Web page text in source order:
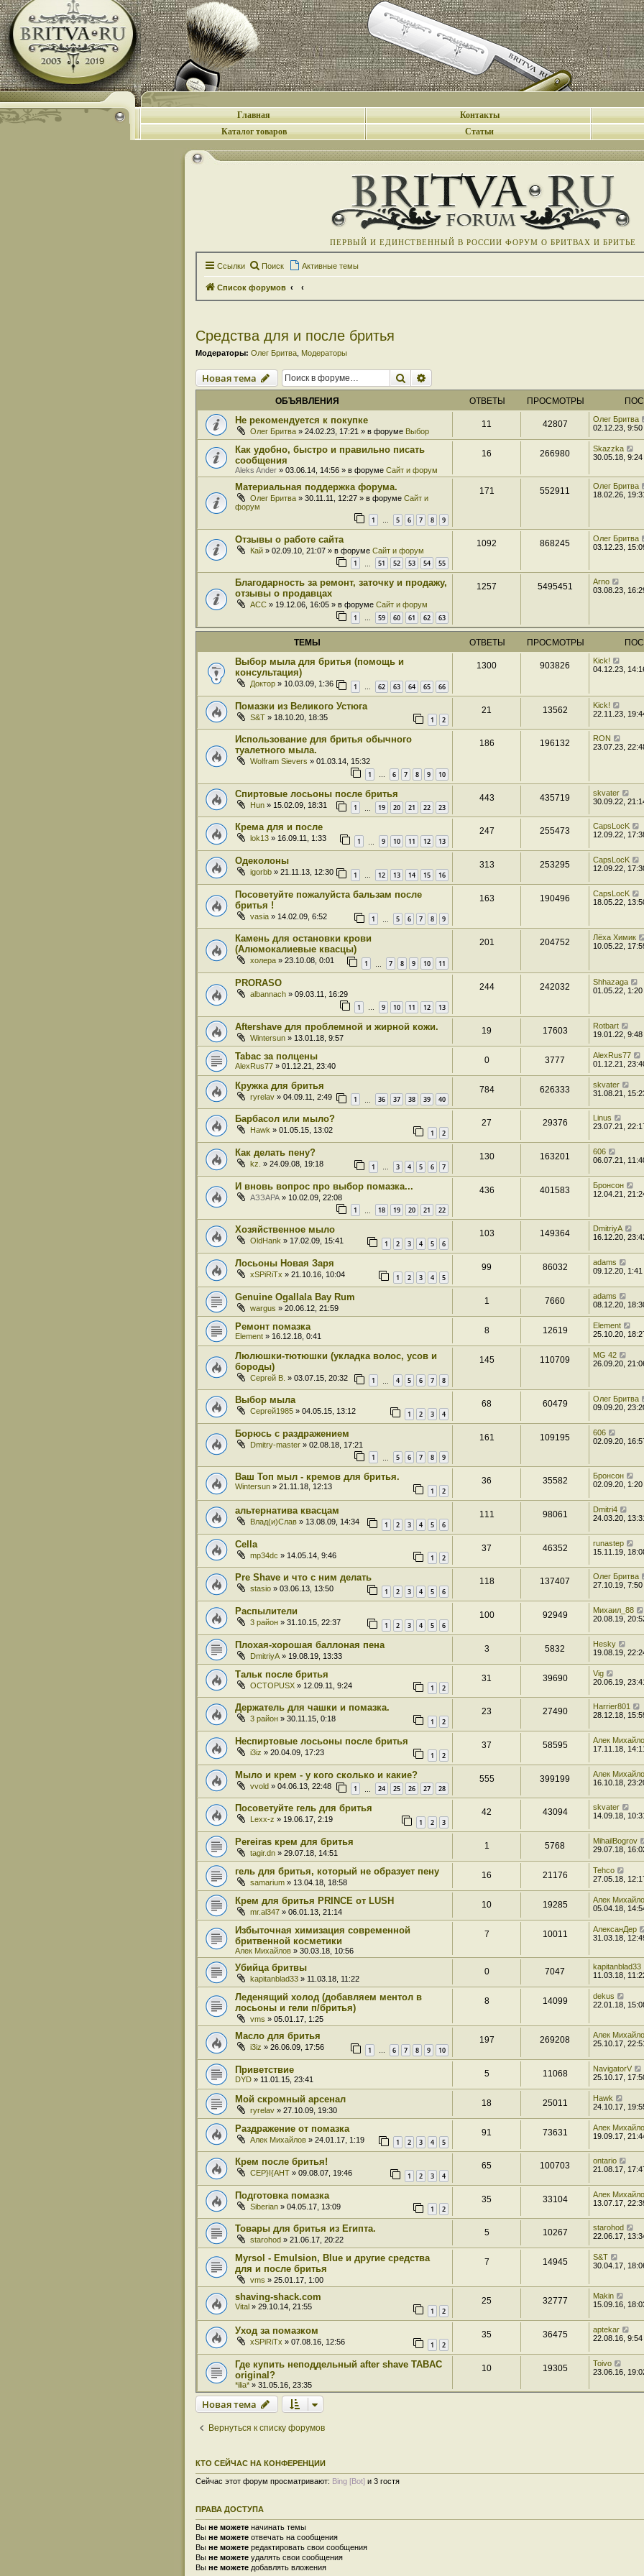
Главная Контакты
Каталог товаров
Статьи
ПЕРВЫЙ И ЕДИНСТВЕННЫЙ В РОССИИ ФОРУМ О БРИТВАХ И БРИТЬЕ
Ссылки Поиск Активные темы
Список форумов
Средства для и после бритья
Модераторы: Олег Бритва Модераторы
Новая тема Поиск
ОБЪЯВЛЕНИЯ ОТВЕТЫ ПРОСМОТРЫ
Не рекомендуется к покупке
Олег Бритва » 24.02.23, 17:21 » в форуме Выбор
11 42807
Олег Бритва
02.12.23, 9:50
Как удобно, быстро и правильно писать
сообщения
Aleks Ander » 03.06.14, 14:56 » в форуме Сайт и форум
16 266980
Skazzka
30.05.18, 9:24
Материальная поддержка форума.
Олег Бритва » 30.11.11, 12:27 » в форуме Сайт и
форум
1 … 5 6 7 8 9
171 552911
Олег Бритва
18.02.26,
Отзывы о работе сайта
Кай » 02.09.10, 21:07 » в форуме Сайт и форум
1 51 52 53 54 55
1092 868245
Олег Бритва
03.12.23,
Благодарность за ремонт, заточку и продажу,
отзывы о продавцах
ACC » 19.12.06, 16:05 » в форуме Сайт и форум
1 … 59 60 61 62 63
1257 5495451
Arno
03.08.23,
ТЕМЫ ОТВЕТЫ ПРОСМОТРЫ
Выбор мыла для бритья (помощь и
консультация)
Доктор » 10.03.09, 1:36 1 … 62 63 64 65 66
1300 903826
Kick!
04.12.23,
Помазки из Великого Устюга
S&T » 18.10.20, 18:35 1 2
21 13562
Kick!
22.11.23,
Использование для бритья обычного
туалетного мыла.
Wolfram Sievers » 01.03.14, 15:32
1 … 6 7 8 9 10
186 196132
RON
23.07.23,
Спиртовые лосьоны после бритья
Hun » 15.02.09, 18:31 1 19 20 21 22 23
443 435719
skvater
30.09.22,
Крема для и после
lok13 » 16.09.11, 1:33 1 9 10 11 12 13
247 255473
CapsLocK
12.09.22,
Одеколоны
igorbb » 21.11.13, 12:30 1 … 12 13 14 15 16
313 253295
CapsLocK
12.09.22,
Посоветуйте пожалуйста бальзам после
бритья !
vasia » 14.02.09, 6:52 1 5 6 7 8 9
163 190496
CapsLocK
18.05.22,
Камень для остановки крови
(Алюмокалиевые квасцы)
холера » 23.10.08, 0:01 1 7 8 9 10 11
201 204752
Лёха Химик
10.05.22,
PRORASO
albannach » 09.03.11, 16:29
1 … 9 10 11 12 13
244 242032
Shhazaga
01.05.22, 1:20
Aftershave для проблемной и жирной кожи.
Wintersun » 13.01.18, 9:57
19 17603
Rotbart
19.01.22, 9:48
Tabac за полцены
AlexRus77 » 01.12.21, 23:40
0 3777
AlexRus77
01.12.21,
Кружка для бритья
ryrelav » 04.09.11, 2:49 1 36 37 38 39 40
784 626333
skvater
31.08.21,
Барбасол или мыло?
Hawk » 01.05.15, 13:02 1 2
27 29376
Linus
23.07.21,
Как делать пену?
kz. » 24.09.08, 19:18 1 … 3 4 5 6 7
130 163201
606
06.07.21,
И вновь вопрос про выбор помазка...
АЗЗАРА » 10.02.09, 22:08
1 18 19 20 21 22
436 401583
Бронсон
12.04.21,
Хозяйственное мыло
OldHank » 17.02.09, 15:41 1 2 3 4 5 6
103 149364
DmitriyA
16.12.20,
Лосьоны Новая Заря
xSPiRiTx » 21.10.16, 10:04 1 2 3 4 5
99 86032
adams
09.12.20, 1:41
Genuine Ogallala Bay Rum
wargus » 20.06.12, 21:59
1 7660
adams
08.12.20,
Ремонт помазка
Element » 16.12.18, 0:41
8 12619
Element
25.10.20,
Люлюшки-тютюшки (укладка волос, усов и
бороды)
Сергей В. » 03.07.15, 20:32 1 4 5 6 7 8
145 110709
MG 42
26.09.20,
Выбор мыла
Сергей1985 » 04.05.15, 13:12 1 2 3 4
68 60479
Олег Бритва
09.09.20,
Борюсь с раздражением
Dmitry-master » 02.08.18, 17:21
1 5 6 7 8 9
161 109195
606
02.09.20,
Ваш Топ мыл - кремов для бритья.
Wintersun » 21.11.18, 12:13 1 2
36 35582
Бронсон
02.09.20, 1:20
альтернатива квасцам
Влад(и)Слав » 13.08.09, 14:34 1 2 3 4 5 6
111 98061
Dmitri4
24.03.20,
Cella
mp34dc » 14.05.14, 9:46 1 2
37 46352
runastep
15.11.19,
Pre Shave и что с ним делать
stasio » 03.06.13, 13:50 1 2 3 4 5 6
118 137407
Олег Бритва
27.10.19, 7:50
Распылители
3 район » 31.10.15, 22:37 1 2 3 4 5 6
100 92949
Михаил_88
20.08.19,
Плохая-хорошая баллоная пена
DmitriyA » 19.08.19, 13:33
3 5832
Hesky
19.08.19,
Тальк после бритья
OCTOPUSX » 12.09.11, 9:24 1 2
31 39690
Vig
20.06.19,
Держатель для чашки и помазка.
3 район » 30.11.15, 0:18 1 2
23 27490
Harrier801
28.12.18,
Неспиртовые лосьоны после бритья
i3iz » 20.04.09, 17:23 1 2
37 58595
Алек
17.11.18,
Мыло и крем - у кого сколько и какие?
vvold » 04.06.13, 22:48 1 24 25 26 27 28
555 399199
Алек
16.10.18,
Посоветуйте гель для бритья
Lexx-z » 19.06.17, 2:19 1 2 3
42 43094
skvater
14.09.18, 10:31
Pereiras крем для бритья
tagir.dn » 29.07.18, 14:51
1 5768
MihailBogrov
29.07.18,
гель для бритья, который не образует пену
samarium » 13.04.18, 18:58
16 21176
Tehco
27.05.18,
Крем для бритья PRINCE от LUSH
mr.al347 » 06.01.13, 21:14
10 19285
Алек
05.04.18,
Избыточная химизация современной
бритвенной косметики
Алек Михайлов » 30.03.18, 10:56
7 10011
АлексанДер
31.03.18,
Убийца бритвы
kapitanblad33 » 11.03.18, 11:22
0 7047
kapitanblad33
11.03.18,
Леденящий холод (добавляем ментол в
лосьоны и гели п/бритья)
vms » 05.01.17, 1:25
8 14099
dekus
22.01.18,
Масло для бритья
i3iz » 26.06.09, 17:56 1 6 7 8 9 10
197 269208
Алек
25.10.17,
Приветствие
DYD » 11.01.15, 23:41
5 11068
NavigatorV
25.10.17,
Мой скромный арсенал
ryrelav » 27.10.09, 19:30
18 25011
Hawk
24.10.17,
Раздражение от помазка
Алек Михайлов » 24.01.17, 1:19 1 2 3 4 5
91 73631
Алек
19.09.17,
Крем после бритья!
CEP}I{AHT » 09.08.07, 19:46 1 2 3 4
65 100703
ontario
21.08.17,
Подготовка помазка
Siberian » 04.05.17, 13:09 1 2
35 33104
Алек
13.07.17,
Товары для бритья из Египта.
starohod » 21.06.17, 20:22
5 10267
starohod
22.06.17,
Myrsol - Emulsion, Blue и другие средства
для и после бритья
vms » 25.01.17, 1:00
7 14945
S&T
30.04.17,
shaving-shack.com
Vital » 29.10.14, 21:55 1 2
25 32777
Makin
15.09.16,
Уход за помазком
xSPiRiTx » 07.08.16, 12:56 1 2
35 36475
aptekar
22.08.16, 9:54
Где купить неподдельный after shave TABAC
original?
*ilia* » 31.05.16, 23:35
10 19305
Toivo
23.06.16,
Новая тема
Вернуться к списку форумов
КТО СЕЙЧАС НА КОНФЕРЕНЦИИ
Сейчас этот форум просматривают: Bing [Bot] и 3 гостя
ПРАВА ДОСТУПА
Вы не можете начинать темы
Вы не можете отвечать на сообщения
Вы не можете редактировать свои сообщения
Вы не можете удалять свои сообщения
Вы не можете добавлять вложения